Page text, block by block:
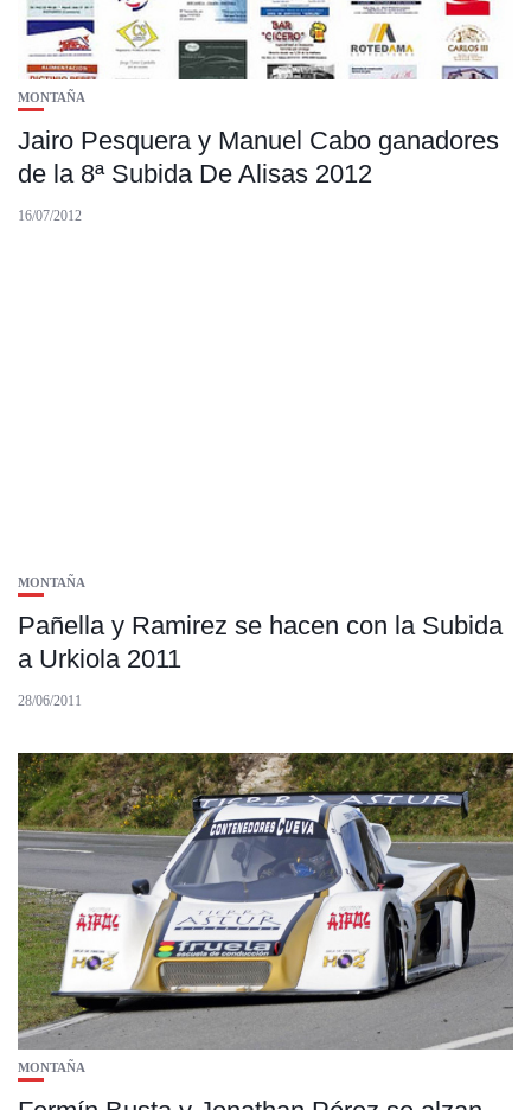
MONTAÑA
Jairo Pesquera y Manuel Cabo ganadores
de la 8ª Subida De Alisas 2012
16/07/2012
MONTAÑA
Pañella y Ramirez se hacen con la Subida
a Urkiola 2011
28/06/2011
MONTAÑA